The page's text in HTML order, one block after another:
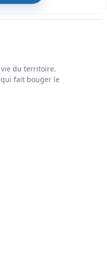
du territoire.
fait bouger le